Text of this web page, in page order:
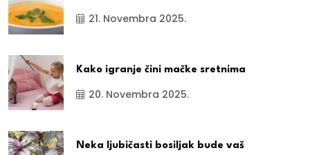
21. Novembra 2025.
Kako igranje čini mačke sretnima
20. Novembra 2025.
Neka ljubičasti bosiljak bude vaš